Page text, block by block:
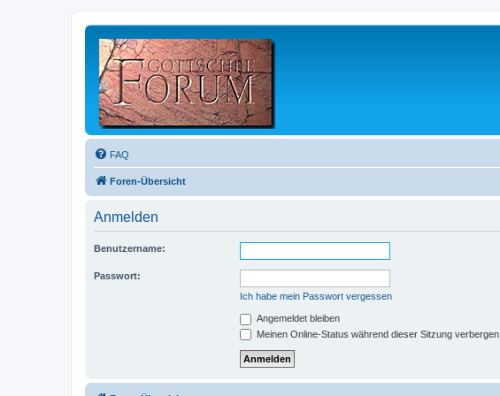
FAQ
Foren-Übersicht
Anmelden
Benutzername:
Passwort:
Ich habe mein Passwort vergessen
Angemeldet bleiben
Meinen Online-Status während dieser Sitzung verbergen